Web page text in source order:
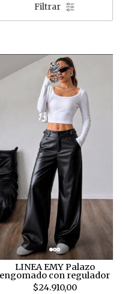
Filtrar
LINEA EMY Palazo
engomado con regulador
$24.910,00